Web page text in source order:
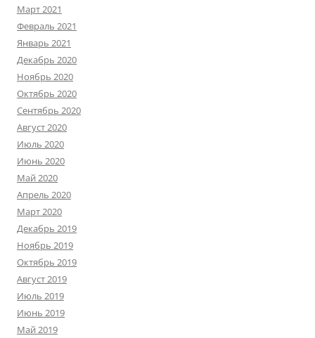
Март 2021
Февраль 2021
Январь 2021
Декабрь 2020
Ноябрь 2020
Октябрь 2020
Сентябрь 2020
Август 2020
Июль 2020
Июнь 2020
Май 2020
Апрель 2020
Март 2020
Декабрь 2019
Ноябрь 2019
Октябрь 2019
Август 2019
Июль 2019
Июнь 2019
Май 2019